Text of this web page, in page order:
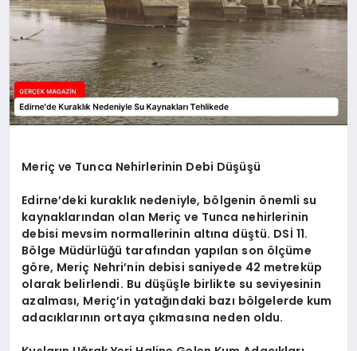
Meriç ve Tunca Nehirlerinin Debi Düşüşü
Edirne’deki kuraklık nedeniyle, bölgenin önemli su
kaynaklarından olan Meriç ve Tunca nehirlerinin
debisi mevsim normallerinin altına düştü. DSİ 11.
Bölge Müdürlüğü tarafından yapılan son ölçüme
göre, Meriç Nehri’nin debisi saniyede 42 metreküp
olarak belirlendi. Bu düşüşle birlikte su seviyesinin
azalması, Meriç’in yatağındaki bazı bölgelerde kum
adacıklarının ortaya çıkmasına neden oldu.